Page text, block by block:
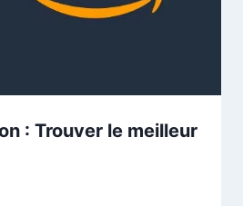
: Trouver le meilleur